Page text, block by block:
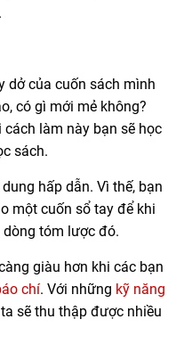
dở của cuốn sách mình
có gì mới mẻ không?
làm này bạn sẽ học
sách.
hấp dẫn. Vì thế, bạn
một cuốn sổ tay để khi
tóm lược đó.
giàu hơn khi các bạn
chí. Với những kỹ năng
sẽ thu thập được nhiều